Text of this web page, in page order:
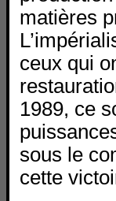
matières
ceux qui
1989, ce
sous le
cette